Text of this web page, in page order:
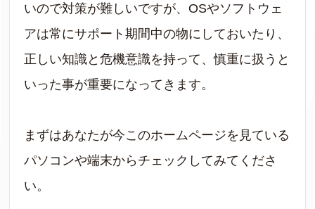
いので対策が難しいですが、OSやソフトウェ
アは常にサポート期間中の物にしておいたり、
正しい知識と危機意識を持って、慎重に扱うと
いった事が重要になってきます。
まずはあなたが今このホームページを見ている
パソコンや端末からチェックしてみてくださ
い。